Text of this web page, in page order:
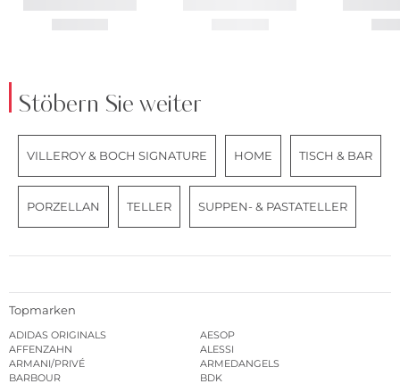
Stöbern Sie weiter
VILLEROY & BOCH SIGNATURE HOME TISCH & BAR
PORZELLAN TELLER SUPPEN- & PASTATELLER
Topmarken
ADIDAS ORIGINALS
AESOP
AFFENZAHN
ALESSI
ARMANI/PRIVÉ
ARMEDANGELS
BARBOUR
BDK